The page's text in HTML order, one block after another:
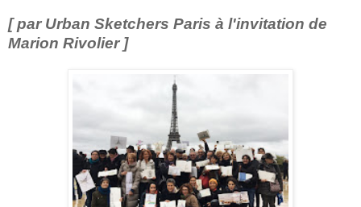
[ par Urban Sketchers Paris à l'invitation de
Marion Rivolier ]